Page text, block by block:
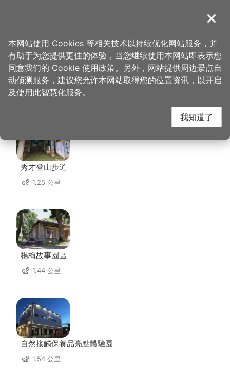
導覽
首页 > 想去的地方 > 美食、购物 > 双霖茶庄
双霖茶庄 周边景点
秀才登山步道
1.25 公里
楊梅故事園區
1.44 公里
自然接觸保養品亮點體驗園
1.54 公里
关闭
本网站使用 Cookies 等相关技术以持续优化网站服务，并
有助于为您提供更佳的体验，当您继续使用本网站即表示您
同意我们的 Cookie 使用政策。另外，网站提供周边景点自
动侦测服务，建议您允许本网站取得您的位置资讯，以开启
及使用此智慧化服务。
我知道了